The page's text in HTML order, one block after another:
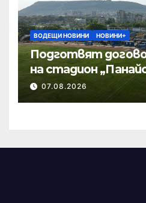
ВОДЕЩИ НОВИНИ НОВИНИ+
Подготвят
на стадион
07.08.2026